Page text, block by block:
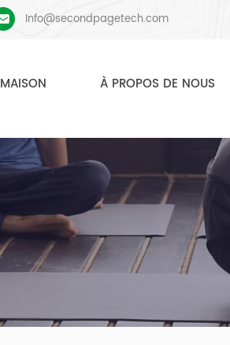
Info@secondpagetech.com
MAISON À PROPOS DE NOUS